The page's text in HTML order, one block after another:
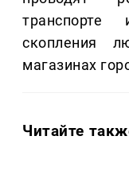
скопления
магазинах
Читайте